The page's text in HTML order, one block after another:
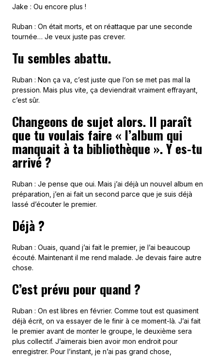
Jake : Ou encore plus !
Ruban : On était morts, et on réattaque par une seconde
tournée… Je veux juste pas crever.
Tu sembles abattu.
Ruban : Non ça va, c’est juste que l’on se met pas mal la
pression. Mais plus vite, ça deviendrait vraiment effrayant,
c’est sûr.
Changeons de sujet alors. Il paraît
que tu voulais faire « l’album qui
manquait à ta bibliothèque ». Y es-tu
arrivé ?
Ruban : Je pense que oui. Mais j’ai déjà un nouvel album en
préparation, j’en ai fait un second parce que je suis déjà
lassé d’écouter le premier.
Déjà ?
Ruban : Ouais, quand j’ai fait le premier, je l’ai beaucoup
écouté. Maintenant il me rend malade. Je devais faire autre
chose.
C’est prévu pour quand ?
Ruban : On est libres en février. Comme tout est quasiment
déjà écrit, on va essayer de le finir à ce moment-là. J’ai fait
le premier avant de monter le groupe, le deuxième sera
plus collectif. J’aimerais bien avoir mon endroit pour
enregistrer. Pour l’instant, je n’ai pas grand chose,